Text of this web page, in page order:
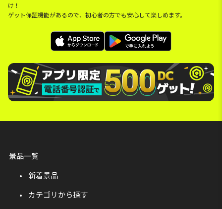
け！
ゲット保証機能があるので、初心者の方でも安心して楽しめます。
景品一覧
新着景品
カテゴリから探す